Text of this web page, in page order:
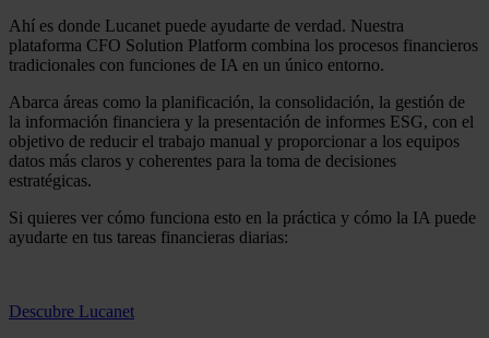
Ahí es donde Lucanet puede ayudarte de verdad. Nuestra
plataforma CFO Solution Platform combina los procesos financieros
tradicionales con funciones de IA en un único entorno.
Abarca áreas como la planificación, la consolidación, la gestión de
la información financiera y la presentación de informes ESG, con el
objetivo de reducir el trabajo manual y proporcionar a los equipos
datos más claros y coherentes para la toma de decisiones
estratégicas.
Si quieres ver cómo funciona esto en la práctica y cómo la IA puede
ayudarte en tus tareas financieras diarias:
Descubre Lucanet